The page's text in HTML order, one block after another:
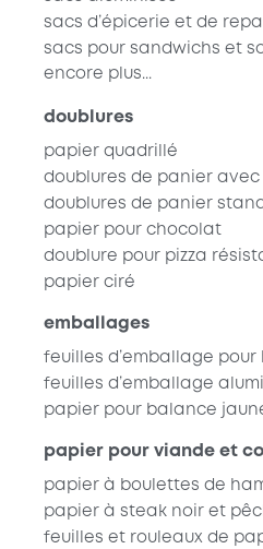
sacs d’épicerie et de
sacs pour sandwichs et
encore plus...
doublures
papier quadrillé
doublures de panier avec
doublures de panier
papier pour chocolat
doublure pour pizza
papier ciré
emballages
feuilles d’emballage pour
feuilles d’emballage
papier pour balance
papier pour viande et
papier à boulettes de
papier à steak noir et
feuilles et rouleaux de